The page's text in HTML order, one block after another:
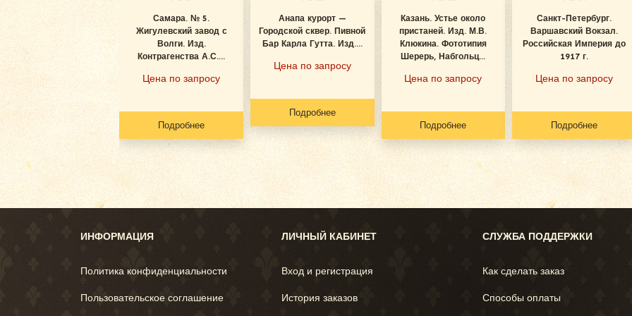
Самара. № 5.
Жигулевский завод с
Волги. Изд.
Контрагенства А.С....
Цена по запросу
Подробнее
Анапа курорт —
Городской сквер. Пивной
Бар Карла Гутта. Изд....
Цена по запросу
Подробнее
Казань. Устье около
пристаней. Изд. М.В.
Клюкина. Фототипия
Шерерь, Набгольц...
Цена по запросу
Подробнее
Санкт-Петербург.
Варшавский Вокзал.
Российская Империя до
1917 г.
Цена по запросу
Подробнее
ИНФОРМАЦИЯ
Политика конфиденциальности
Пользовательское соглашение
ЛИЧНЫЙ КАБИНЕТ
Вход и регистрация
История заказов
СЛУЖБА ПОДДЕРЖКИ
Как сделать заказ
Способы оплаты